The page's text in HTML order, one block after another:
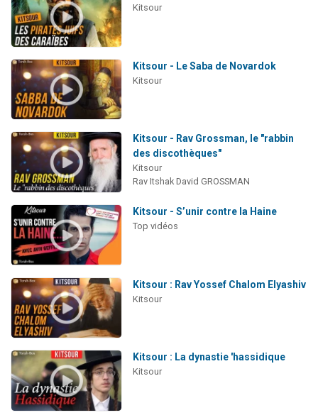
Kitsour
Kitsour - Le Saba de Novardok
Kitsour
Kitsour - Rav Grossman, le "rabbin
des discothèques"
Kitsour
Rav Itshak David GROSSMAN
Kitsour - S’unir contre la Haine
Top vidéos
Kitsour : Rav Yossef Chalom Elyashiv
Kitsour
Kitsour : La dynastie 'hassidique
Kitsour